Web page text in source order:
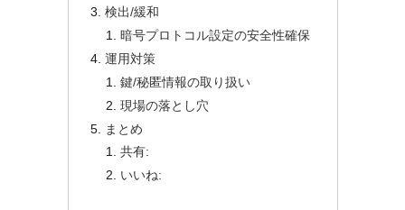
検出/緩和
暗号プロトコル設定の安全性確保
運用対策
鍵/秘匿情報の取り扱い
現場の落とし穴
まとめ
共有:
いいね: